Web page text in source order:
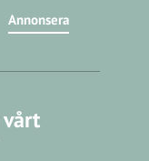
Annonsera
vårt